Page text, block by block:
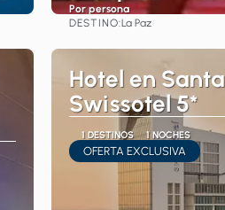
Por persona
DESTINO:La Paz
Hotel en
Swissotel 5*
1 DESTINOS 1 NOCHES
OFERTA EXCLUSIVA